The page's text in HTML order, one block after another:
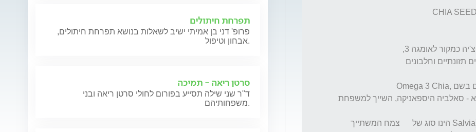
תפרחת חיתולים
פרופ' דני בן אמיתי ישיב לשאלות בנושא תפרחת חיתולים,
אבחון וטיפול.
סרטן ריאה - תמיכה
ד"ר שני שילה תסייע בפורום לחולי סרטן ריאה ובני
משפחותיהם.